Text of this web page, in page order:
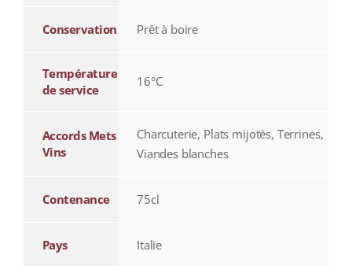
Conservation Prêt à boire
Température
de service
16°C
Accords Mets
Vins
Charcuterie, Plats mijotés, Terrines,
Viandes blanches
Contenance 75cl
Pays Italie